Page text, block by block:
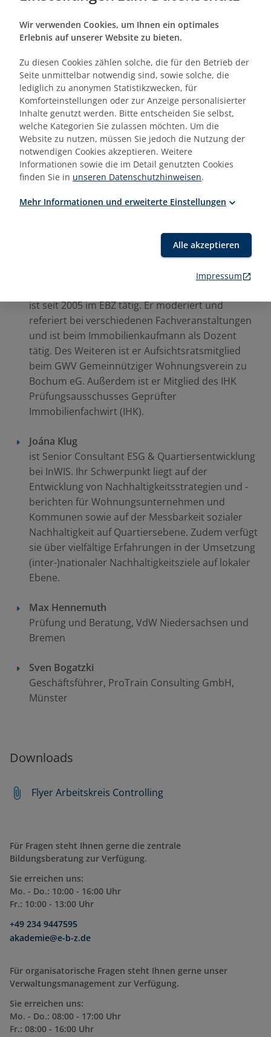
Freitag, 27.11.2026
Dozent:in
Dr.Burkhard Touché
ist Diplom Volkswirt und zertifizierter Fachtrainer
und Fördermittelberater. Er war von 1998-2022 bei
der KfW im Bereich der inländischen Förderung
tätig und leitete dort auch die KfW Akademie für
inländische Förderung der KfW. Seit vielen Jahren
schult er schwerpunktmäßig zu den Fördermitteln
begann seine Karriere in der Wohnungswirtschaft.
Der gelernte Immobilienkaufmann, Dipl.-
ist seit 2005 im EBZ tätig. Er moderiert und
referiert bei verschiedenen Fachveranstaltungen
und ist beim Immobilienkaufmann als Dozent
tätig. Des Weiteren ist er Aufsichtsratsmitglied
beim GWV Gemeinnütziger Wohnungsverein zu
Bochum eG. Außerdem ist er Mitglied des IHK
Prüfungsausschusses Geprüfter
Immobilienfachwirt (IHK).
Joána Klug
ist Senior Consultant ESG & Quartiersentwicklung
bei InWIS. Ihr Schwerpunkt liegt auf der
Entwicklung von Nachhaltigkeitsstrategien und -
berichten für Wohnungsunternehmen und
Kommunen sowie auf der Messbarkeit sozialer
Nachhaltigkeit auf Quartiersebene. Zudem verfügt
sie über vielfältige Erfahrungen in der Umsetzung
(inter-)nationaler Nachhaltigkeitsziele auf lokaler
Ebene.
Max Hennemuth
Prüfung und Beratung, VdW Niedersachsen und
Bremen
Sven Bogatzki
Geschäftsführer, ProTrain Consulting GmbH,
Münster
Downloads
Flyer Arbeitskreis Controlling
Für Fragen steht Ihnen gerne die zentrale
Bildungsberatung zur Verfügung.
Sie erreichen uns:
Mo. - Do.: 10:00 - 16:00 Uhr
Fr.: 10:00 - 13:00 Uhr
+49 234 9447595
akademie@e-b-z.de
Für organisatorische Fragen steht Ihnen gerne unser
Verwaltungsmanagement zur Verfügung.
Sie erreichen uns:
Mo. - Do.: 08:00 - 17:00 Uhr
Fr.: 08:00 - 16:00 Uhr
Wir verwenden Cookies, um Ihnen ein optimales
Erlebnis auf unserer Website zu bieten.
Zu diesen Cookies zählen solche, die für den Betrieb der
Seite unmittelbar notwendig sind, sowie solche, die
lediglich zu anonymen Statistikzwecken, für
Komforteinstellungen oder zur Anzeige personalisierter
Inhalte genutzt werden. Bitte entscheiden Sie selbst,
welche Kategorien Sie zulassen möchten. Um die
Website zu nutzen, müssen Sie jedoch die Nutzung der
notwendigen Cookies akzeptieren. Weitere
Informationen sowie die im Detail genutzten Cookies
finden Sie in unseren Datenschutzhinweisen.
Mehr Informationen und erweiterte Einstellungen
Alle akzeptieren
Impressum